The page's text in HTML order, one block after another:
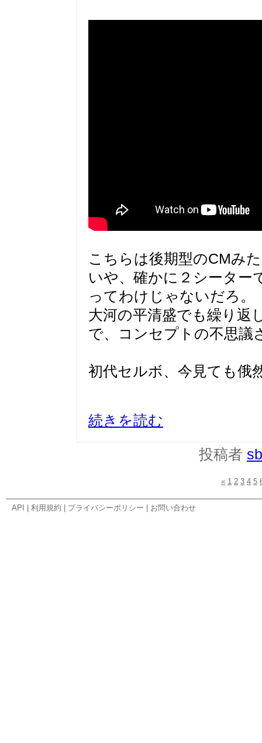
こちらは後期型のCMみ
いや、確かに２シーター
ってわけじゃないだろ。
大河の平清盛でも繰り返
で、コンセプトの不思議
初代セルボ、今見ても俄
続きを読む
投稿者
« 1 2 3 4 5
API 利用規約 プライバシーポリシー お問い合わせ